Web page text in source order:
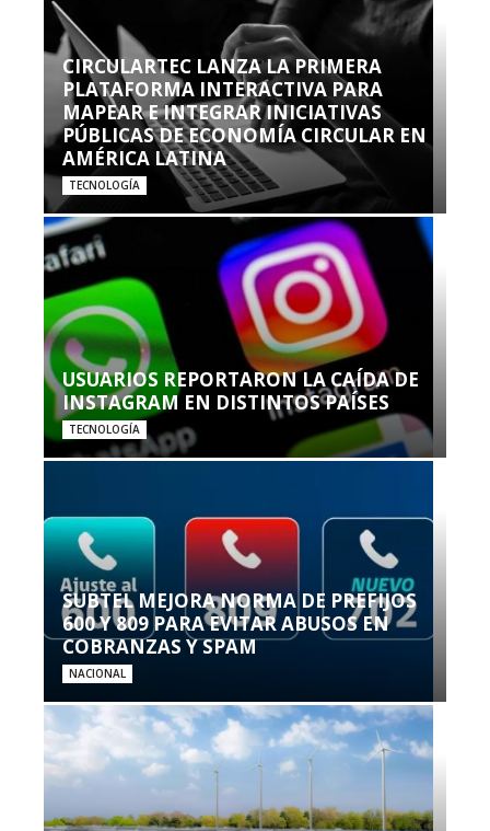
CIRCULARTEC LANZA LA PRIMERA
PLATAFORMA INTERACTIVA PARA
MAPEAR E INTEGRAR INICIATIVAS
PÚBLICAS DE ECONOMÍA CIRCULAR EN
AMÉRICA LATINA
TECNOLOGÍA
USUARIOS REPORTARON LA CAÍDA DE
INSTAGRAM EN DISTINTOS PAÍSES
TECNOLOGÍA
SUBTEL MEJORA NORMA DE PREFIJOS
600 Y 809 PARA EVITAR ABUSOS EN
COBRANZAS Y SPAM
NACIONAL